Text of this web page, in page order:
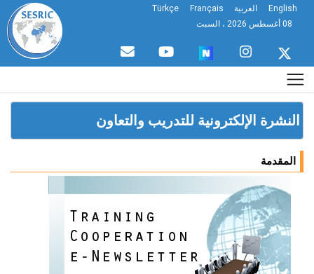
English العربية Français
Türkçe
النشرة الإلكترونية للتدريب والتعاون
المقدمة